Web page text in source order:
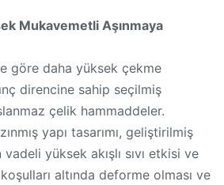
Mukavemetli Aşınmaya
göre daha yüksek çekme
direncine sahip seçilmiş
çelik hammaddeler.
yapı tasarımı, geliştirilmiş
yüksek akışlı sıvı etkisi ve
altında deforme olması ve